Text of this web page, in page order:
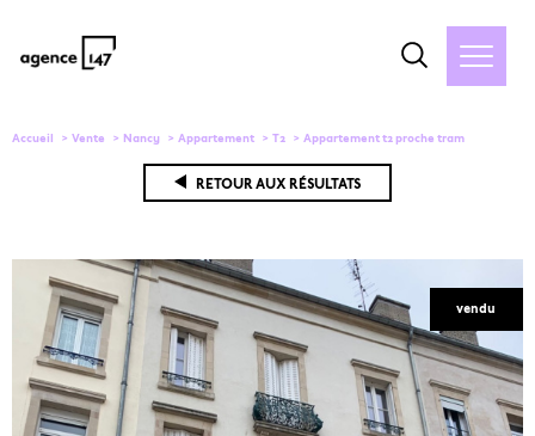
Accueil Vente Nancy Appartement T2 Appartement t2 proche tram
RETOUR AUX RÉSULTATS
vendu